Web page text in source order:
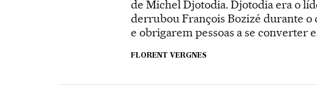
de Michel Djotodia. Djotodia era o
derrubou François Bozizé durante o
e obrigarem pessoas a se converter
FLORENT VERGNES